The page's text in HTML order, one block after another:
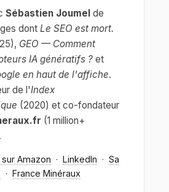
Sébastien Joumel de
dont Le SEO est mort.
GEO — Comment
IA génératifs ? et
en haut de l'affiche.
de l'Index
(2020) et co-fondateur
(1 million+
Amazon · LinkedIn · Sa
· France Minéraux